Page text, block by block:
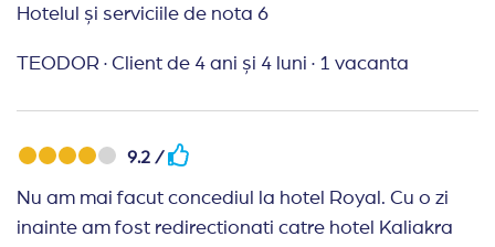
hotel si de personal… Chiar daca hotelul a fost un
reveni la ei,agentia Travel Planner a fost
NU la hotel Royal!!!
Hotelul și serviciile de nota 6
TEODOR · Client de 4 ani și 4 luni · 1 vacanta
9.2 /
Nu am mai facut concediul la hotel Royal. Cu o zi
inainte am fost redirectionati catre hotel Kaliakra